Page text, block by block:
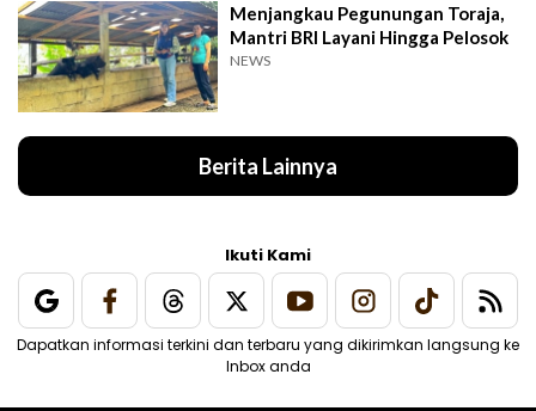
Menjangkau Pegunungan Toraja,
Mantri BRI Layani Hingga Pelosok
NEWS
Berita Lainnya
Ikuti Kami
Dapatkan informasi terkini dan terbaru yang dikirimkan langsung ke
Inbox anda